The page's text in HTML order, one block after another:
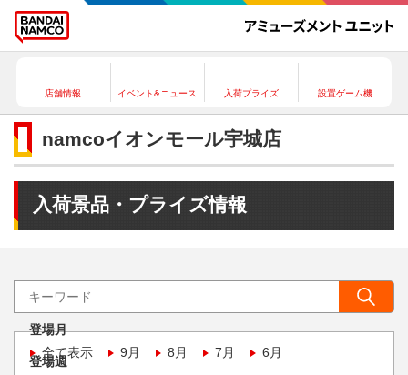
店舗情報 イベント&ニュース 入荷プライズ 設置ゲーム機
namcoイオンモール宇城店
入荷景品・プライズ情報
登場月
全て表示
9月 8月 7月 6月
登場週